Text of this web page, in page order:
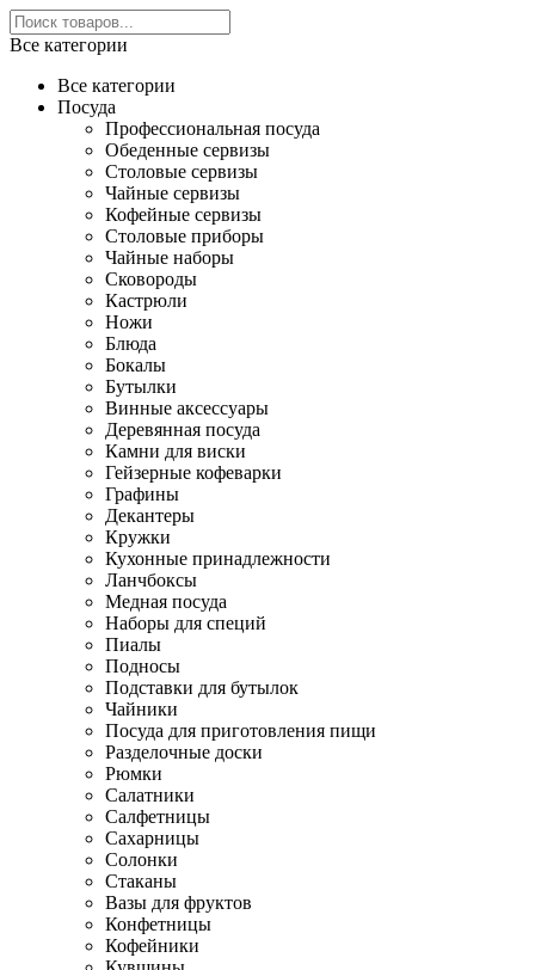
Все категории
Все категории
Посуда
Профессиональная посуда
Обеденные сервизы
Столовые сервизы
Чайные сервизы
Кофейные сервизы
Столовые приборы
Чайные наборы
Сковороды
Кастрюли
Ножи
Блюда
Бокалы
Бутылки
Винные аксессуары
Деревянная посуда
Камни для виски
Гейзерные кофеварки
Графины
Декантеры
Кружки
Кухонные принадлежности
Ланчбоксы
Медная посуда
Наборы для специй
Пиалы
Подносы
Подставки для бутылок
Чайники
Посуда для приготовления пищи
Разделочные доски
Рюмки
Салатники
Салфетницы
Сахарницы
Солонки
Стаканы
Вазы для фруктов
Конфетницы
Кофейники